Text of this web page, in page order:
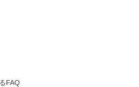
FAQ